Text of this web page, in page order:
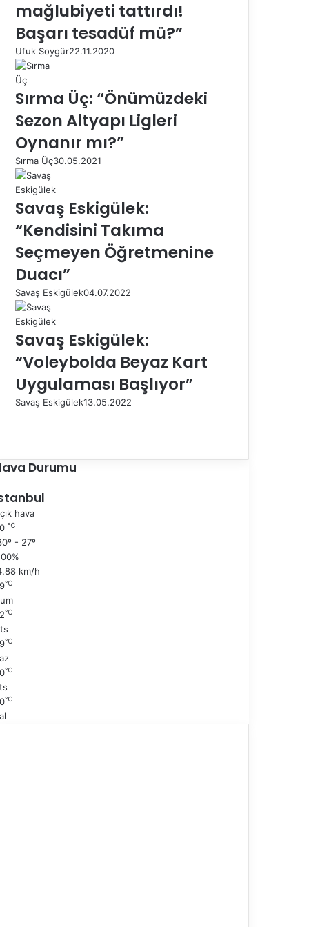
mağlubiyeti tattırdı!
Başarı tesadüf mü?”
Ufuk Soygür22.11.2020
Sırma Üç: “Önümüzdeki
Sezon Altyapı Ligleri
Oynanır mı?”
Sırma Üç30.05.2021
Savaş Eskigülek:
“Kendisini Takıma
Seçmeyen Öğretmenine
Duacı”
Savaş Eskigülek04.07.2022
Savaş Eskigülek:
“Voleybolda Beyaz Kart
Uygulaması Başlıyor”
Savaş Eskigülek13.05.2022
e
k
s
a
a
n
k
i
y
f
Durumu
hava
℃
- 27º
km/h
℃
℃
℃
℃
℃